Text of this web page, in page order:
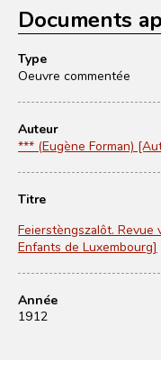
Documents
Type
Oeuvre commentée
Auteur
*** (Eugène Forman)
Titre
Feierstèngszalôt. Revue
Enfants de Luxembourg]
Année
1912